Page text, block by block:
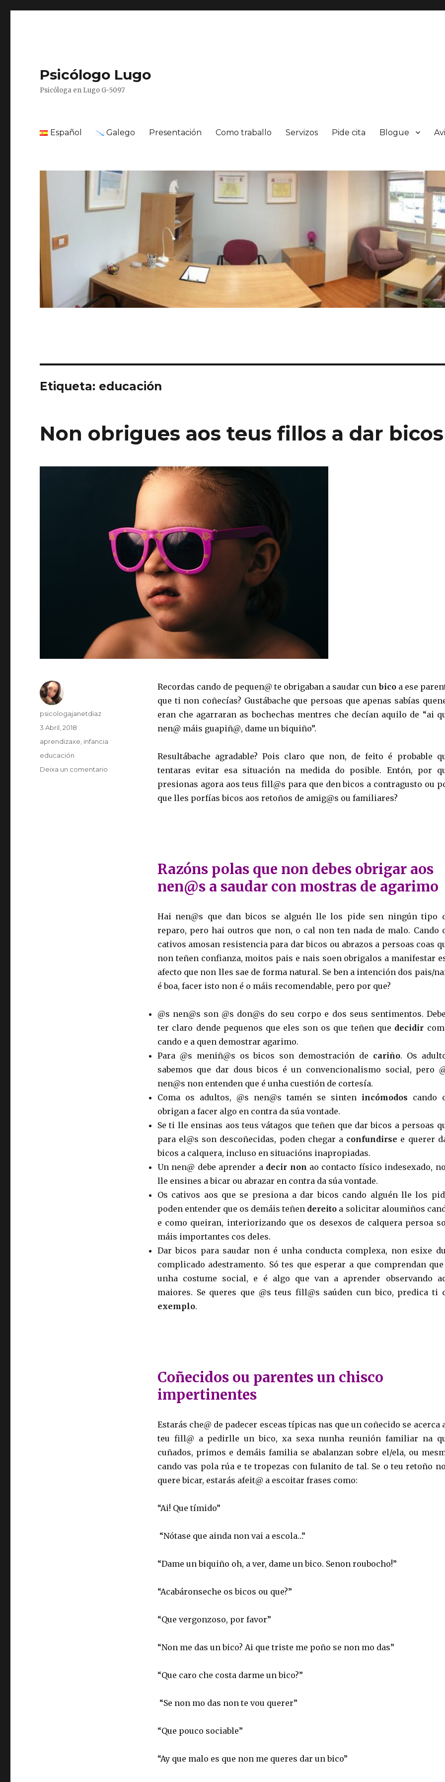
Psicólogo Lugo
Psicóloga en Lugo G-5097
Español Galego Presentación Como traballo Servizos Pide cita Blogue
Etiqueta: educación
Non obrigues aos teus fillos a dar bicos
Recordas cando de pequen@ te obrigaban a saudar cunbicoa ese
que ti non coñecías? Gustábache que persoas que apenas sabías
eran che agarraran as bochechas mentres che decían aquilo de “ai
nen@ máis guapiñ@, dame un biquiño”.
Resultábache agradable? Pois claro que non, de feito é probable
tentaras evitar esa situación na medida do posible. Entón, por
presionas agora aos teus fill@s para que den bicos a contragusto ou
que lles porfías bicos aos retoños de amig@s ou familiares?
Razóns polas que non debes obrigar aos
nen@s a saudar con mostras de agarimo
Hai nen@s que dan bicos se alguén lle los pide sen ningún tipo
reparo, pero hai outros que non, o cal non ten nada de malo. Cando
cativos amosan resistencia para dar bicos ou abrazos a persoas coas
non teñen confianza, moitos pais e nais soen obrigalos a manifestar
afecto que non lles sae de forma natural. Se ben a intención dos pais/
é boa, facer isto non é o máis recomendable, pero por que?
@s nen@s son @s don@s do seu corpo e dos seus sentimentos.
ter claro dende pequenos que eles son os que teñen que decidir
cando e a quen demostrar agarimo.
Para @s meniñ@s os bicos son demostración de cariño. Os
sabemos que dar dous bicos é un convencionalismo social, pero
nen@s non entenden que é unha cuestión de cortesía.
Coma os adultos, @s nen@s tamén se sinten incómodos cando
obrigan a facer algo en contra da súa vontade.
Se ti lle ensinas aos teus vátagos que teñen que dar bicos a persoas
para el@s son descoñecidas, poden chegar a confundirse e querer
bicos a calquera, incluso en situacións inapropiadas.
Un nen@ debe aprender a decir non ao contacto físico indesexado,
lle ensines a bicar ou abrazar en contra da súa vontade.
Os cativos aos que se presiona a dar bicos cando alguén lle los
poden entender que os demáis teñen dereito a solicitar aloumiños
e como queiran, interiorizando que os desexos de calquera persoa
máis importantes cos deles.
Dar bicos para saudar non é unha conducta complexa, non esixe
complicado adestramento. Só tes que esperar a que comprendan que
unha costume social, e é algo que van a aprender observando
maiores. Se queres que @s teus fill@s saúden cun bico, predica ti
exemplo.
Coñecidos ou parentes un chisco
impertinentes
Estarás che@ de padecer esceas típicas nas que un coñecido se acerca
teu fill@ a pedirlle un bico, xa sexa nunha reunión familiar na
cuñados, primos e demáis familia se abalanzan sobre el/ela, ou
cando vas pola rúa e te tropezas con fulanito de tal. Se o teu retoño
quere bicar, estarás afeit@ a escoitar frases como:
“Ai! Que tímido”
“Nótase que ainda non vai a escola…”
“Dame un biquiño oh, a ver, dame un bico. Senon roubocho!”
“Acabáronseche os bicos ou que?”
“Que vergonzoso, por favor”
“Non me das un bico? Ai que triste me poño se non mo das”
“Que caro che costa darme un bico?”
“Se non mo das non te vou querer”
“Que pouco sociable”
“Ay que malo es que non me queres dar un bico”
Autor
psicologajanetdiaz
Publicado
3 Abril, 2018
Categorias
aprendizaxe infancia
Etiquetas
educación
Deixa un comentario